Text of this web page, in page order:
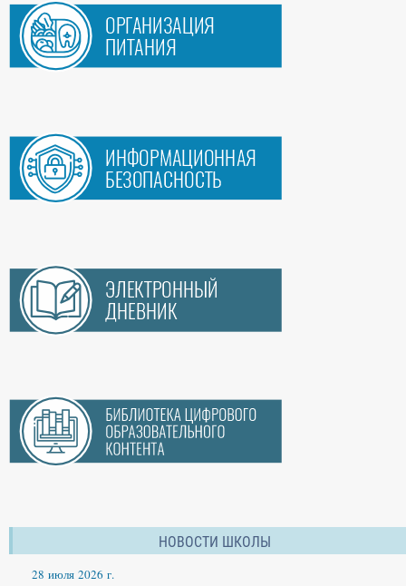
НОВОСТИ ШКОЛЫ
28 июля 2026 г.